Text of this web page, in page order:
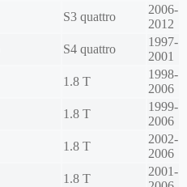
S3 quattro
2006-
2012
S4 quattro
1997-
2001
1.8 T
1998-
2006
1.8 T
1999-
2006
1.8 T
2002-
2006
1.8 T
2001-